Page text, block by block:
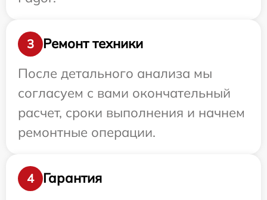
3
Ремонт техники
После детального анализа мы
согласуем с вами окончательный
расчет, сроки выполнения и начнем
ремонтные операции.
4
Гарантия